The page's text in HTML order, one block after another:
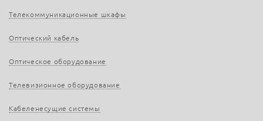
Телекоммуникационные шкафы
Оптический кабель
Оптическое оборудование
Телевизионное оборудование
Кабеленесущие системы